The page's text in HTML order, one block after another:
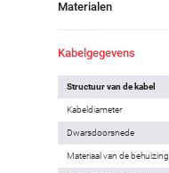
Materialen
Kabelgegevens
Structuur van de kabel
Kabeldiameter
Dwarsdoorsnede
Materiaal van de behuizing